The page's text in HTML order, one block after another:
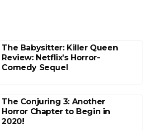
The Babysitter: Killer Queen
Review: Netflix’s Horror-
Comedy Sequel
The Conjuring 3: Another
Horror Chapter to Begin in
2020!